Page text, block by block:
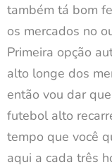
também tá bom
os mercados no
Primeira opção
alto longe dos
então vou dar
futebol alto
tempo que você
aqui a cada três